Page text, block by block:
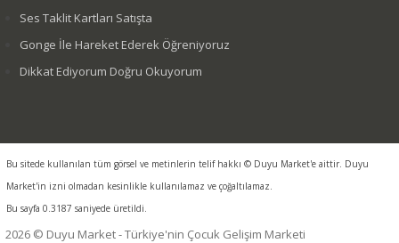
Ses Taklit Kartları Satışta
Gonge İle Hareket Ederek Öğreniyoruz
Dikkat Ediyorum Doğru Okuyorum
Bu sitede kullanılan tüm görsel ve metinlerin telif hakkı © Duyu Market'e aittir. Duyu
Market'in izni olmadan kesinlikle kullanılamaz ve çoğaltılamaz.
Bu sayfa 0.3187 saniyede üretildi.
2026 © Duyu Market - Türkiye'nin Çocuk Gelişim Marketi